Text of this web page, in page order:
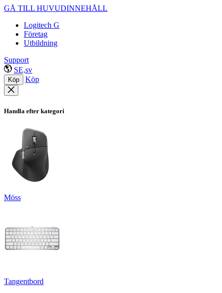
GÅ TILL HUVUDINNEHÅLL
Logitech G
Företag
Utbildning
Support
SE,sv
Köp Köp
Handla efter kategori
Möss
Tangentbord